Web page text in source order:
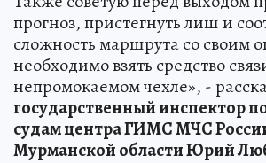
прогноз, пристегнуть лиш и
сложность маршрута со своим
необходимо взять средство
непромокаемом чехле», -
государственный инспектор
судам центра ГИМС МЧС
Мурманской области Юрий